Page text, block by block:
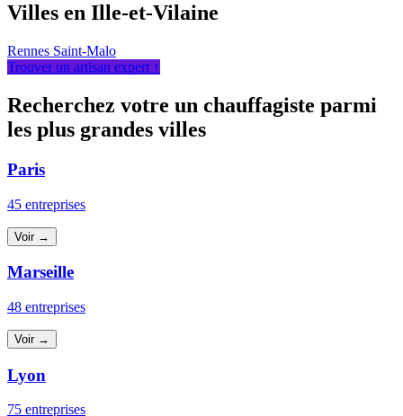
Villes en Ille-et-Vilaine
Rennes Saint-Malo
Trouver un artisan expert ↑
Recherchez votre un chauffagiste parmi
les plus grandes villes
Paris
45 entreprises
Voir →
Marseille
48 entreprises
Voir →
Lyon
75 entreprises